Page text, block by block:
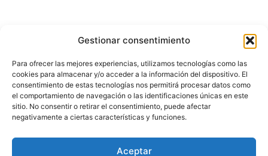
Gestionar consentimiento
Para ofrecer las mejores experiencias, utilizamos tecnologías como las
cookies para almacenar y/o acceder a la información del dispositivo. El
consentimiento de estas tecnologías nos permitirá procesar datos como
el comportamiento de navegación o las identificaciones únicas en este
sitio. No consentir o retirar el consentimiento, puede afectar
negativamente a ciertas características y funciones.
Aceptar